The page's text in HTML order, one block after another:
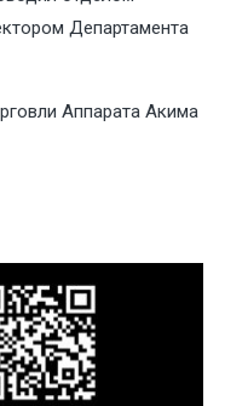
Департамента
Аппарата Акима